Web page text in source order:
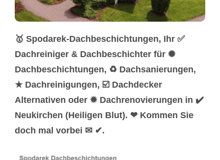
🥇 Spodarek-Dachbeschichtungen, Ihr ✅
Dachreiniger & Dachbeschichter für ✺
Dachbeschichtungen, ♻ Dachsanierungen,
★ Dachreinigungen, ☑️ Dachdecker
Alternativen oder ✹ Dachrenovierungen in ✔️
Neukirchen (Heiligen Blut). ❤ Kommen Sie
doch mal vorbei ✉ ✔.